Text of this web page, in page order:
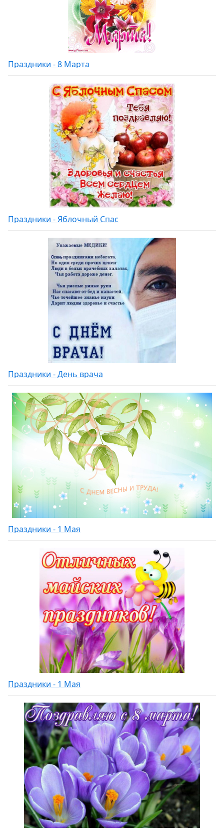
Праздники - 8 Марта
Праздники - Яблочный Спас
Праздники - День врача
Праздники - 1 Мая
Праздники - 1 Мая